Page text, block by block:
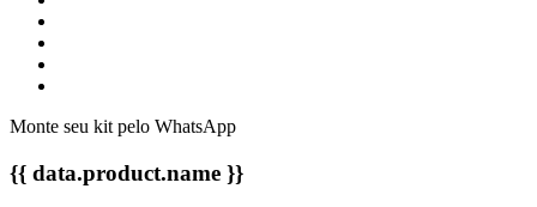
Monte seu kit pelo WhatsApp
{{ data.product.name }}